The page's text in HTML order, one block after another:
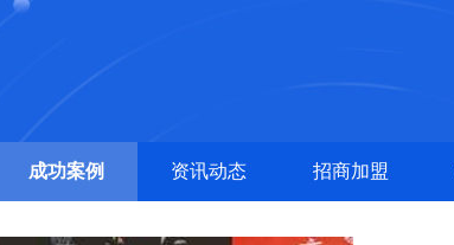
成功案例 资讯动态 招商加盟